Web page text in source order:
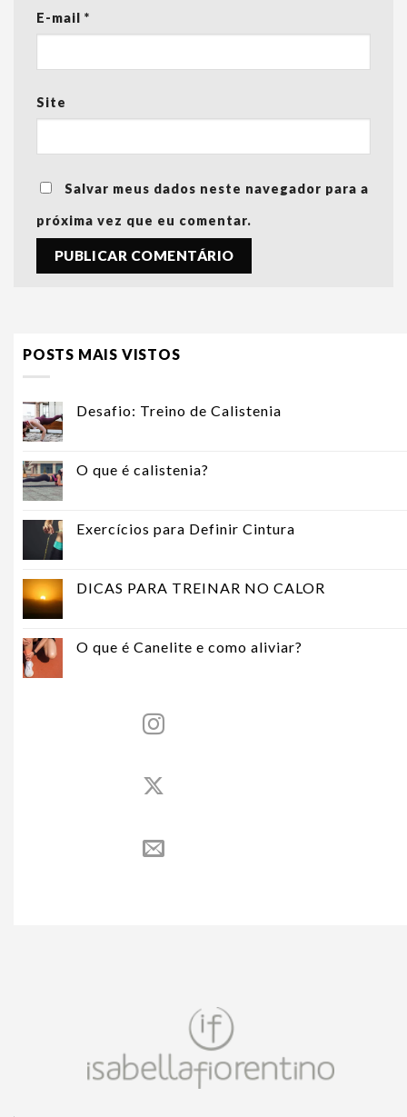
E-mail *
Site
Salvar meus dados neste navegador para a
próxima vez que eu comentar.
POSTS MAIS VISTOS
Desafio: Treino de Calistenia
O que é calistenia?
Exercícios para Definir Cintura
DICAS PARA TREINAR NO CALOR
O que é Canelite e como aliviar?